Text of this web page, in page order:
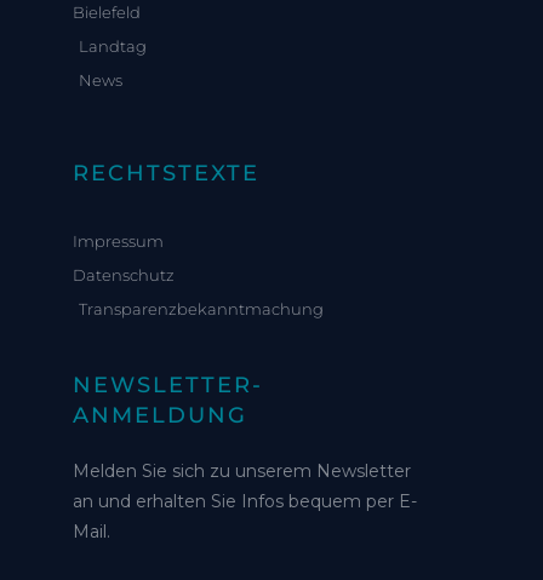
Bielefeld
Landtag
News
RECHTSTEXTE
Impressum
Datenschutz
Transparenzbekanntmachung
NEWSLETTER-
ANMELDUNG
Melden Sie sich zu unserem Newsletter
an und erhalten Sie Infos bequem per E-
Mail.